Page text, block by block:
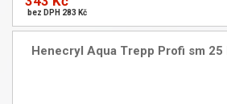
bez DPH 283 Kč
Henecryl Aqua Trepp Profi sm